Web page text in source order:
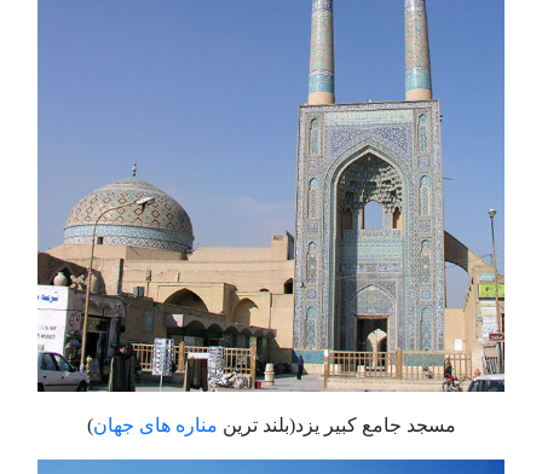
مسجد جامع کبیر یزد(بلند ترین مناره های جهان)